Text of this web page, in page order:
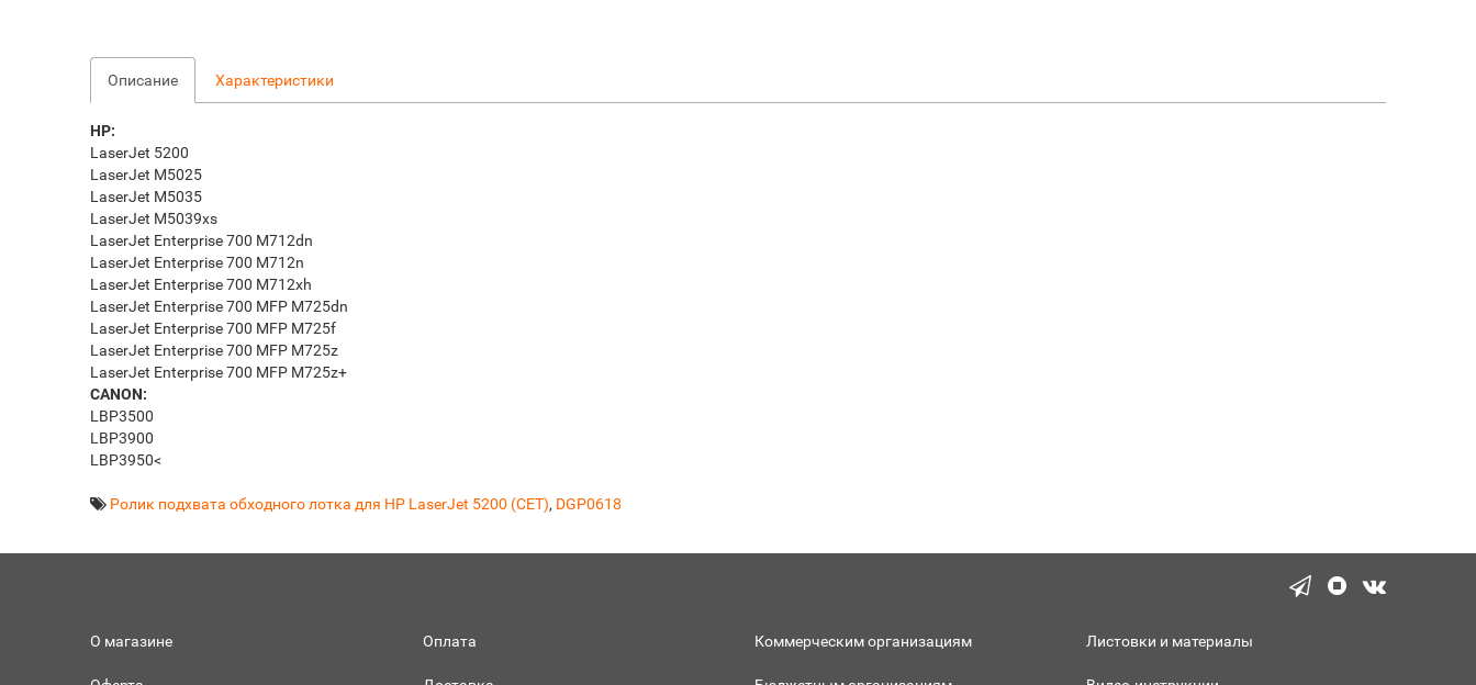
Описание Характеристики
HP:
LaserJet 5200
LaserJet M5025
LaserJet M5035
LaserJet M5039xs
LaserJet Enterprise 700 M712dn
LaserJet Enterprise 700 M712n
LaserJet Enterprise 700 M712xh
LaserJet Enterprise 700 MFP M725dn
LaserJet Enterprise 700 MFP M725f
LaserJet Enterprise 700 MFP M725z
LaserJet Enterprise 700 MFP M725z+
CANON:
LBP3500
LBP3900
LBP3950<
Ролик подхвата обходного лотка для HP LaserJet 5200 (CET), DGP0618
О магазине Оплата Коммерческим организациям Листовки и материалы